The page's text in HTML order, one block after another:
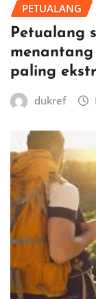
PETUALANG
Petualang
paling
dukref